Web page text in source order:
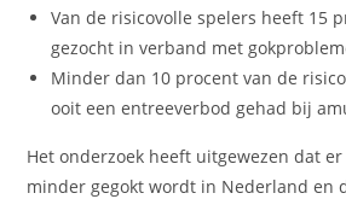
Van de risicovolle spelers heeft 15
gezocht in verband met
Minder dan 10 procent van de
ooit een entreeverbod gehad bij
Het onderzoek heeft uitgewezen dat
minder gegokt wordt in Nederland en